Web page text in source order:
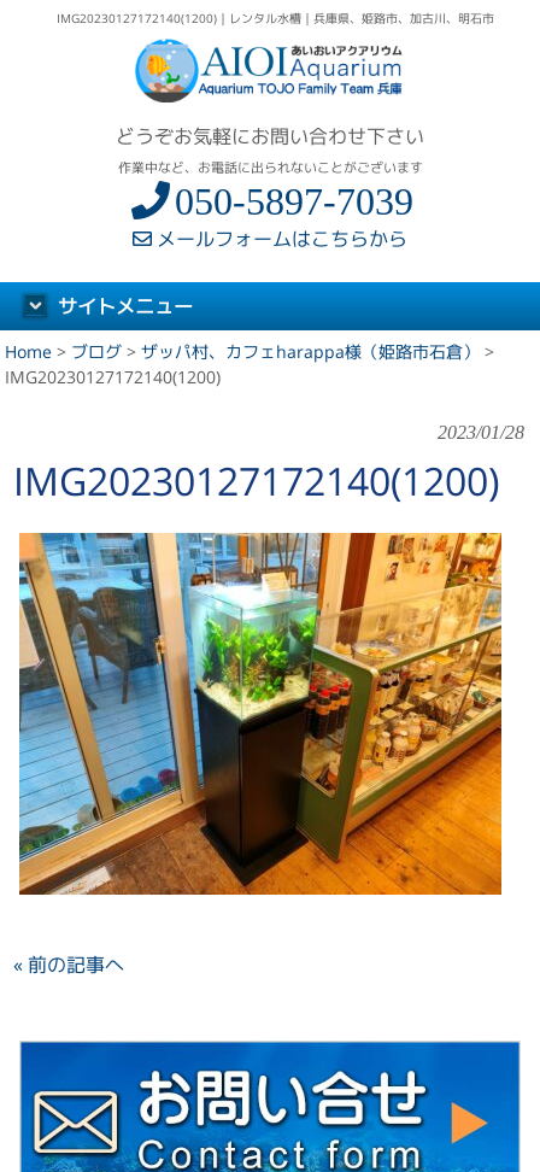
IMG20230127172140(1200)｜レンタル水槽｜兵庫県、姫路市、加古川、明石市
どうぞお気軽にお問い合わせ下さい
作業中など、お電話に出られないことがございます
050-5897-7039
メールフォームはこちらから
サイトメニュー
Home > ブログ > ザッパ村、カフェharappa様（姫路市石倉）
>
IMG20230127172140(1200)
2023/01/28
IMG20230127172140(1200)
« 前の記事へ